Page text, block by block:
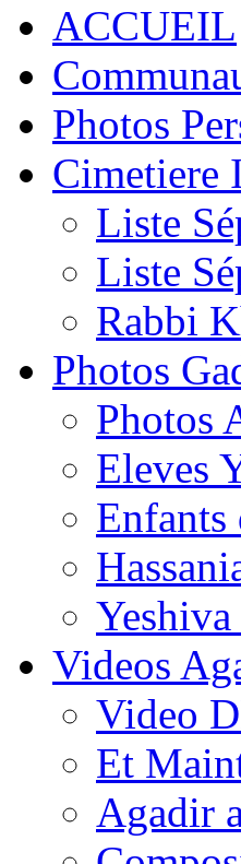
ACCUEIL
Photos
Cimetiere
Liste
Liste
Rabbi
Photos
Photos
Eleves
Enfants
Videos
Video
Et
Agadir